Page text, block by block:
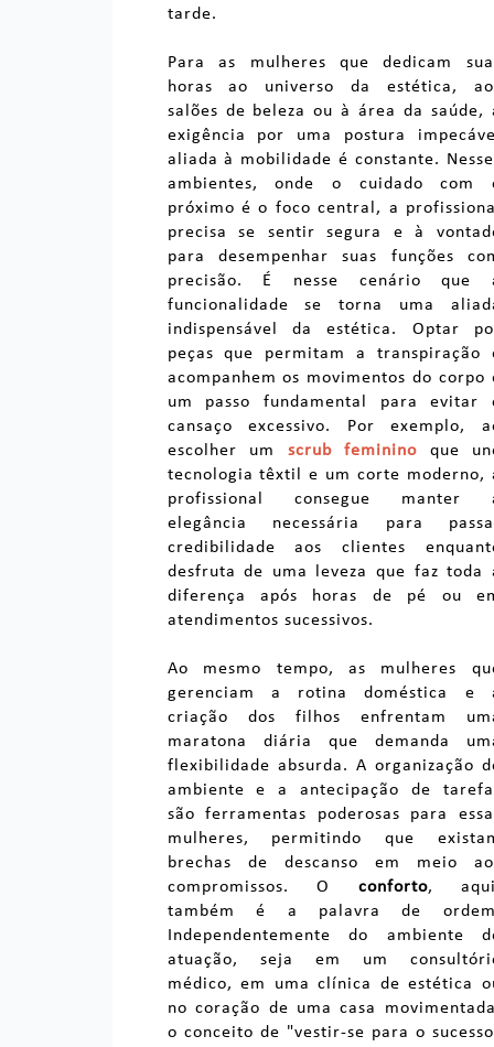
tarde.
Para as mulheres que dedicam
horas ao universo da estética,
salões de beleza ou à área da saúde,
exigência por uma postura
aliada à mobilidade é constante.
ambientes, onde o cuidado com
próximo é o foco central, a
precisa se sentir segura e à
para desempenhar suas funções
precisão. É nesse cenário que
funcionalidade se torna uma
indispensável da estética. Optar
peças que permitam a transpiração
acompanhem os movimentos do corpo
um passo fundamental para evitar
cansaço excessivo. Por exemplo,
escolher um scrub feminino que
tecnologia têxtil e um corte moderno,
profissional consegue manter
elegância necessária para
credibilidade aos clientes
desfruta de uma leveza que faz toda
diferença após horas de pé ou
atendimentos sucessivos.
Ao mesmo tempo, as mulheres
gerenciam a rotina doméstica e
criação dos filhos enfrentam
maratona diária que demanda
flexibilidade absurda. A organização
ambiente e a antecipação de
são ferramentas poderosas para
mulheres, permitindo que
brechas de descanso em meio
compromissos. O conforto,
também é a palavra de
Independentemente do ambiente
atuação, seja em um
médico, em uma clínica de estética
no coração de uma casa
o conceito de "vestir-se para o